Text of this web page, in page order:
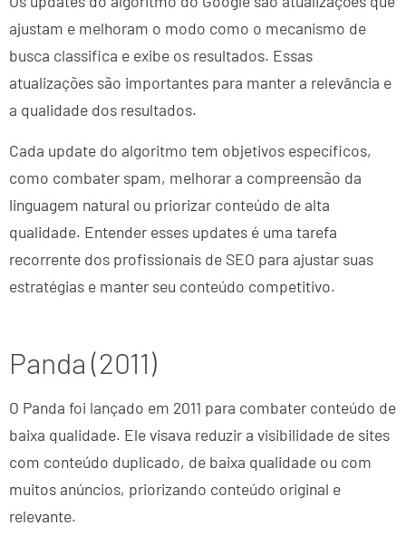
ajustam e melhoram o modo como o mecanismo de
busca classifica e exibe os resultados. Essas
atualizações são importantes para manter a relevância e
a qualidade dos resultados.
Cada update do algoritmo tem objetivos específicos,
como combater spam, melhorar a compreensão da
linguagem natural ou priorizar conteúdo de alta
qualidade. Entender esses updates é uma tarefa
recorrente dos profissionais de SEO para ajustar suas
estratégias e manter seu conteúdo competitivo.
Panda (2011)
O Panda foi lançado em 2011 para combater conteúdo de
baixa qualidade. Ele visava reduzir a visibilidade de sites
com conteúdo duplicado, de baixa qualidade ou com
muitos anúncios, priorizando conteúdo original e
relevante.